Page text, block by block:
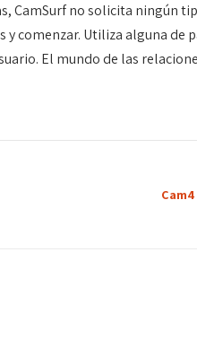
CamSurf no solicita ningún
comenzar. Utiliza alguna de
El mundo de las